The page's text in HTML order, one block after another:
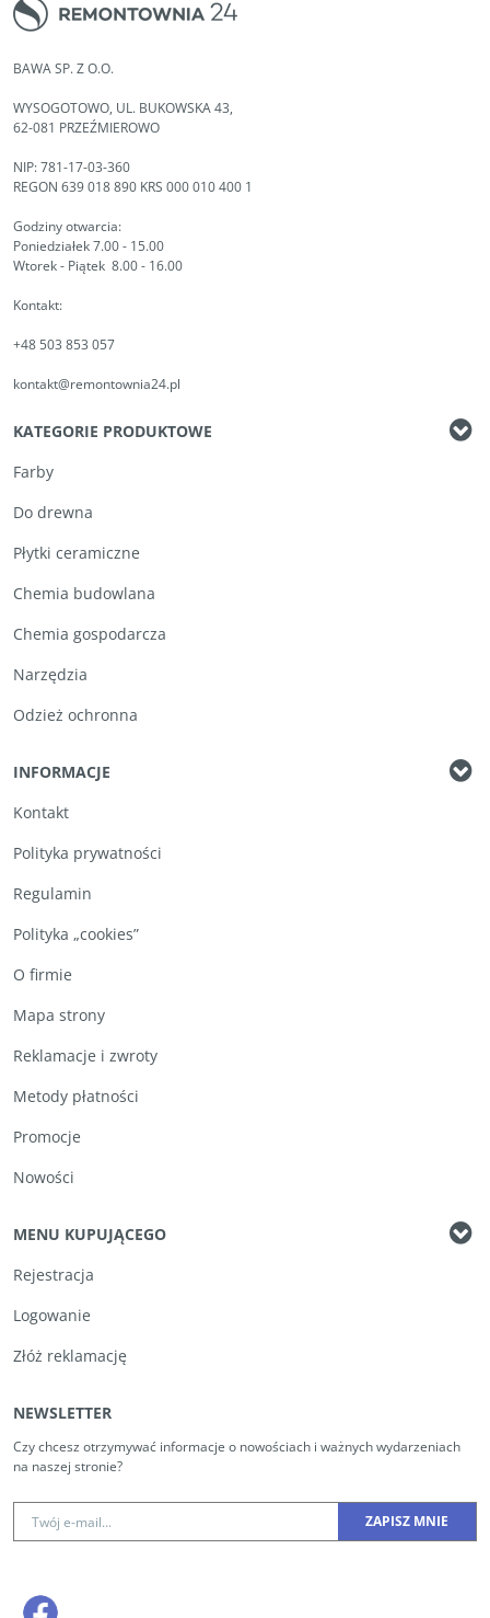
BAWA SP. Z O.O.
WYSOGOTOWO, UL. BUKOWSKA 43,
62-081 PRZEŹMIEROWO
NIP: 781-17-03-360
REGON 639 018 890 KRS 000 010 400 1
Godziny otwarcia:
Poniedziałek 7.00 - 15.00
Wtorek - Piątek 8.00 - 16.00
Kontakt:
+48 503 853 057
kontakt@remontownia24.pl
KATEGORIE PRODUKTOWE
Farby
Do drewna
Płytki ceramiczne
Chemia budowlana
Chemia gospodarcza
Narzędzia
Odzież ochronna
INFORMACJE
Kontakt
Polityka prywatności
Regulamin
Polityka „cookies”
O firmie
Mapa strony
Reklamacje i zwroty
Metody płatności
Promocje
Nowości
MENU KUPUJĄCEGO
Rejestracja
Logowanie
Złóż reklamację
NEWSLETTER
Czy chcesz otrzymywać informacje o nowościach i ważnych wydarzeniach
na naszej stronie?